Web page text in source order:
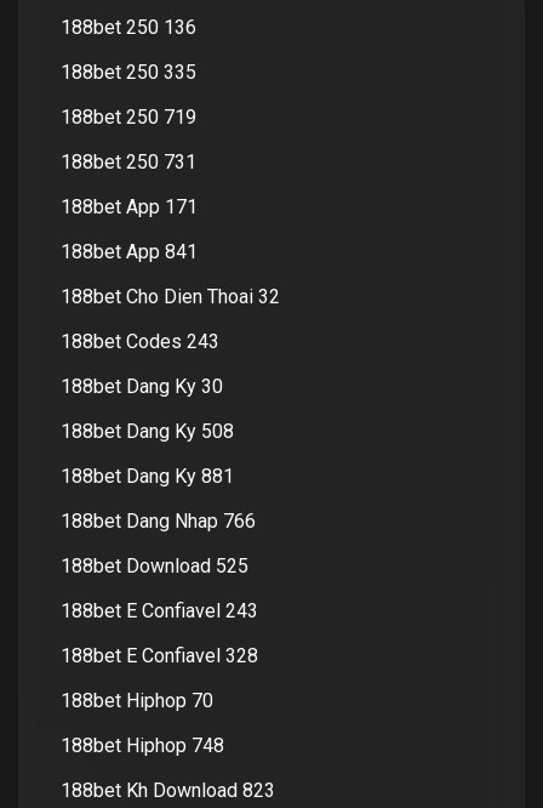
188bet 250 136
188bet 250 335
188bet 250 719
188bet 250 731
188bet App 171
188bet App 841
188bet Cho Dien Thoai 32
188bet Codes 243
188bet Dang Ky 30
188bet Dang Ky 508
188bet Dang Ky 881
188bet Dang Nhap 766
188bet Download 525
188bet E Confiavel 243
188bet E Confiavel 328
188bet Hiphop 70
188bet Hiphop 748
188bet Kh Download 823